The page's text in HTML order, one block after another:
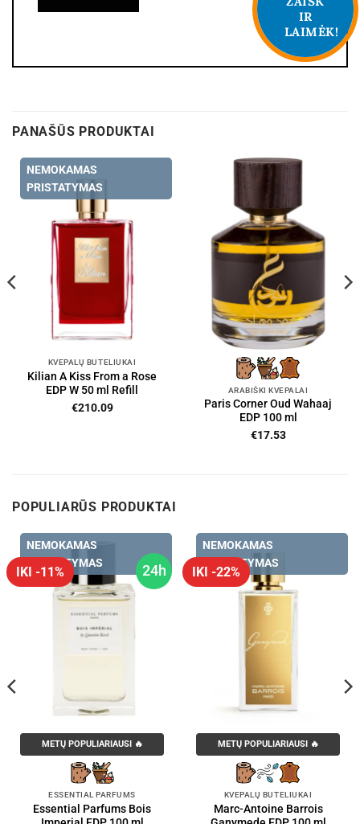
PANAŠŪS PRODUKTAI
NEMOKAMAS
PRISTATYMAS
KVEPALŲ BUTELIUKAI
Kilian A Kiss From a Rose
EDP W 50 ml Refill
€210.09
ARABIŠKI KVEPALAI
Paris Corner Oud Wahaaj
EDP 100 ml
€17.53
POPULIARŪS PRODUKTAI
24h
IKI -11%
NEMOKAMAS
PRISTATYMAS
METŲ POPULIARIAUSI 🔥
ESSENTIAL PARFUMS
Essential Parfums Bois
IKI -22%
NEMOKAMAS
PRISTATYMAS
METŲ POPULIARIAUSI 🔥
KVEPALŲ BUTELIUKAI
Marc-Antoine Barrois
IR
LAIMĖK!